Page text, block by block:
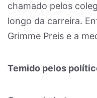
chamado pelos
longo da carreira.
Grimme Preis e a
Temido pelos